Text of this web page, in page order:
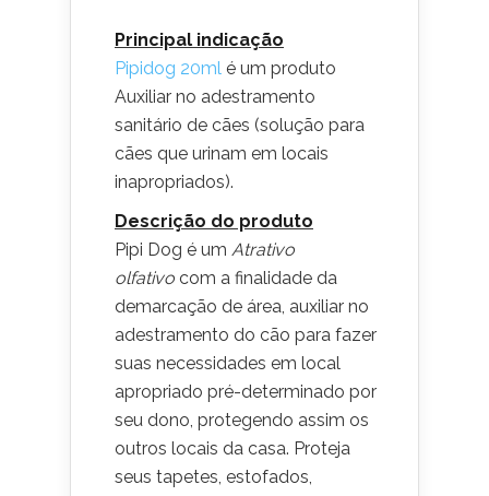
Principal indicação
Pipidog 20ml é um produto
Auxiliar no adestramento
sanitário de cães (solução para
cães que urinam em locais
inapropriados).
Descrição do produto
Pipi Dog é um Atrativo
olfativo com a finalidade da
demarcação de área, auxiliar no
adestramento do cão para fazer
suas necessidades em local
apropriado pré-determinado por
seu dono, protegendo assim os
outros locais da casa. Proteja
seus tapetes, estofados,